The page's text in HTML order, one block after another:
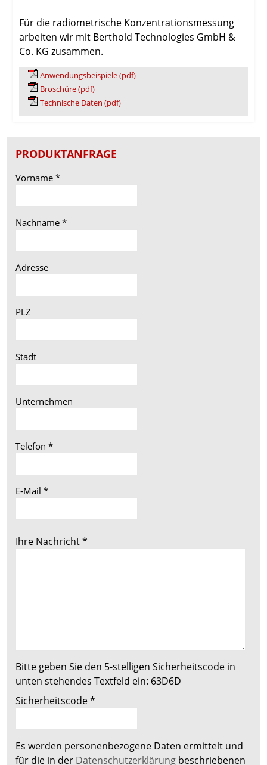
Für die radiometrische Konzentrationsmessung
arbeiten wir mit Berthold Technologies GmbH &
Co. KG zusammen.
Anwendungsbeispiele (pdf)
Broschüre (pdf)
Technische Daten (pdf)
PRODUKTANFRAGE
Vorname*
Nachname*
Adresse
PLZ
Stadt
Unternehmen
Telefon*
E-Mail*
Ihre Nachricht*
Bitte geben Sie den 5-stelligen Sicherheitscode in
unten stehendes Textfeld ein: 63D6D
Sicherheitscode*
Es werden personenbezogene Daten ermittelt und
für die in der Datenschutzerklärung beschriebenen